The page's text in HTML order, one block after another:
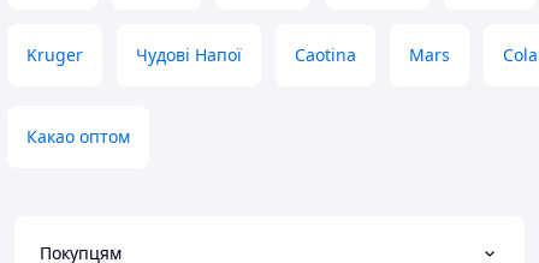
Kruger Чудові Напої Caotina Mars
Какао оптом
Покупцям